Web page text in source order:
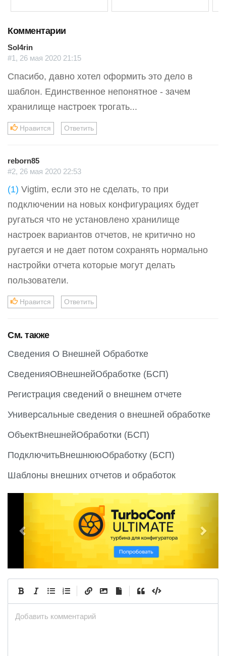
Комментарии
Sol4rin
#1, 26 мая 2020 21:15
Спасибо, давно хотел оформить это дело в
шаблон. Единственное непонятное - зачем
хранилище настроек трогать...
Нравится Ответить
reborn85
#2, 26 мая 2020 22:53
(1) Vigtim, если это не сделать, то при
подключении на новых конфигурациях будет
ругаться что не установлено хранилище
настроек вариантов отчетов, не критично но
ругается и не дает потом сохранять нормально
настройки отчета которые могут делать
пользователи.
Нравится Ответить
См. также
Сведения О Внешней Обработке
СведенияОВнешнейОбработке (БСП)
Регистрация сведений о внешнем отчете
Универсальные сведения о внешней обработке
ОбъектВнешнейОбработки (БСП)
ПодключитьВнешнююОбработку (БСП)
Шаблоны внешних отчетов и обработок
e
o
x
Добавить комментарий